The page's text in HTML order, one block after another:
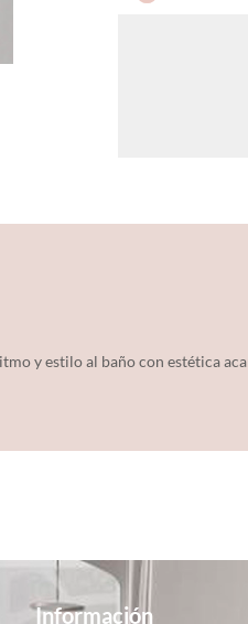
y estilo al baño con estética
Información